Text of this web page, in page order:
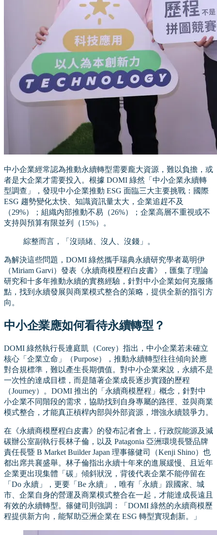
中小企業經常認為推動永續轉型需要龐大資源，難以負擔，或
者是大企業才需要投入。根據 DOMI 綠然「中小企業永續轉
型調查」，發現中小企業推動 ESG 面臨三大主要挑戰：國際
ESG 趨勢變化太快、知識資訊量太大，企業追趕不及
（29%）；組織內部推動不易（26%）；企業高層不重視或不
支持與預算有限並列（15%）。
綜整而言，「沒頭緒、沒人、沒錢」。
為解決這些問題，DOMI 綠然攜手瑞典永續研究學者葛明伊
（Miriam Garvi）發表《永續商模歷程白皮書》，匯集了理論
研究和十多年推動永續的實務經驗，針對中小企業如何克服痛
點，找到永續發展與商業模式整合的策略，提供全新的指引方
向。
中小企業應如何看待永續轉型？
DOMI 綠然執行長連庭凱（Corey）指出，中小企業若未確立
核心「企業立命」（Purpose），推動永續轉型往往傾向於應
對合規標準，難以產生長期價值。對中小企業來說，永續不是
一次性的達成目標，而是隨著企業成長逐步實踐的歷程
（Journey）。DOMI 推出的「永續商模歷程」概念，針對中
小企業不同階段的需求，協助找到自身專屬的路徑、並與商業
模式整合，才能真正槓桿內部與外部資源，增強永續競爭力。
在《永續商模歷程白皮書》的發布記者會上，行政院能源及減
碳辦公室副執行長林子倫，以及 Patagonia 亞洲環境長暨品牌
責任長暨 B Market Builder Japan 理事篠健司（Kenji Shino）也
都出席共襄盛舉。林子倫指出永續十年來的進展緩慢、且近年
企業更出現集體「碳」傾斜狀況，背後代表企業不能停留在
「Do 永續」，更要「Be 永續」，唯有「永續」跟國家、城
市、企業自身的營運及商業模式整合在一起，才能達成長遠且
有效的永續轉型。篠健司則強調：「DOMI 綠然的永續商模歷
程提供新方向，能幫助亞洲企業在 ESG 轉型實現創新。」